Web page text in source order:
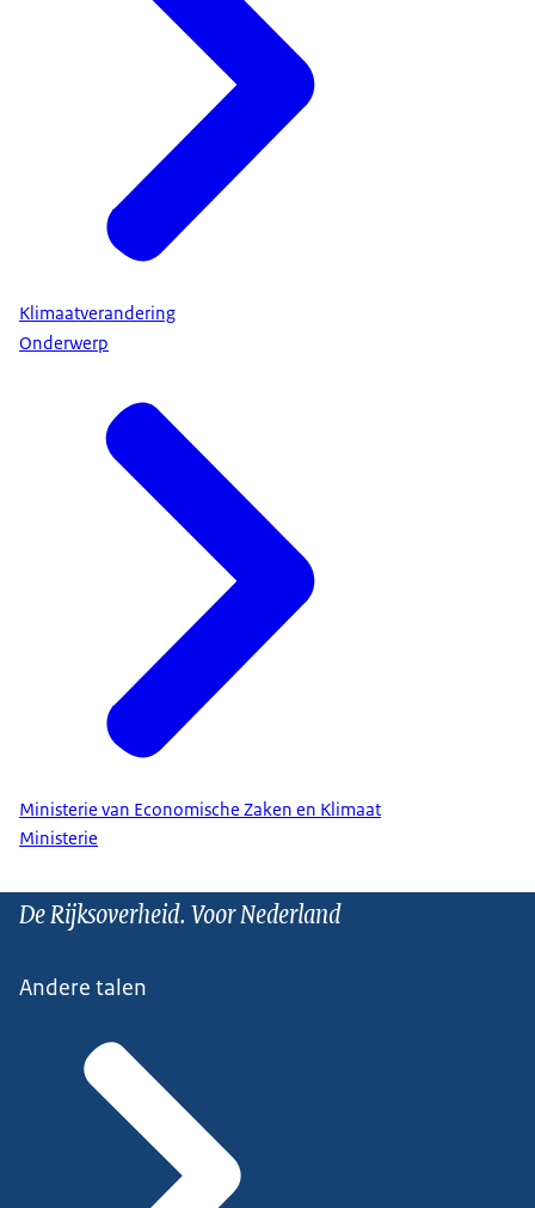
Klimaatverandering
Onderwerp
Ministerie van Economische Zaken en Klimaat
Ministerie
De Rijksoverheid. Voor Nederland
Andere talen